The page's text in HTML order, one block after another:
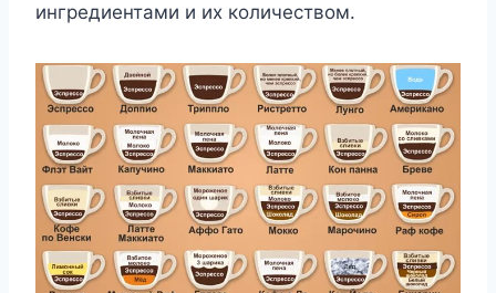
ингредиентами и их количеством.